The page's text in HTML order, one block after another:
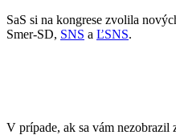
SaS si na kongrese zvolila
Smer-SD, SNS a ĽSNS.
V prípade, ak sa vám